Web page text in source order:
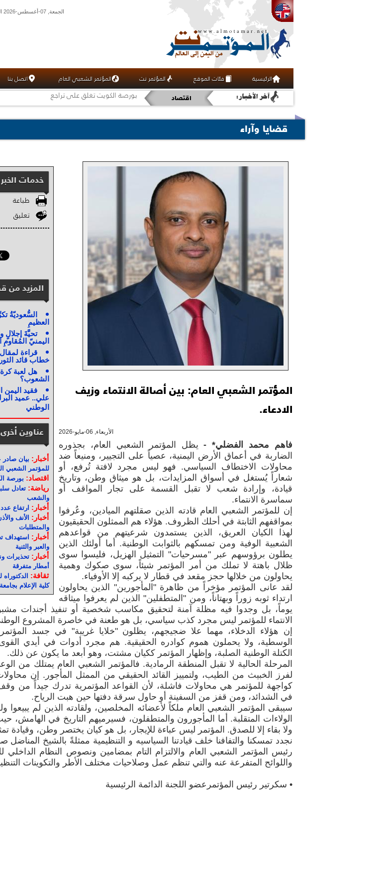
الجمعة, 07-أغسطس-2026 الساعة: 06:07 ص - آخر تحديث: 05:33 ص (33: 02) بتوقيت غرينتش
الرئيسية فئات الموقع المؤتمر نت المؤتمر الشعبي العام اتصل بنا
رياضة
ثقافة
اقتصاد
بورصة الكويت تغلق على تراجع
قضايا وآراء
خدمات الخبر
طباعة
تعليق
المزيد من
السُّعوديّةُ
العظيمِ
تحيَّةَ إجلالٍ
اليمنيّ المُقاومِ
قراءة
خطاب قائد
هل لعبة
الشعوب؟
فقيد اليمن
علي.. عميد
الوطني
عناوين
أخبار: بيان صادر
للمؤتمر الشعبي
اقتصاد: بورصة
رياضة:تعادل
والشعب
أخبار: ارتفاع عدد
أخبار: الأنف
والمتطلبات
أخبار: استهداف
والعبر والثنية
أخبار:تحذيرات
أمطار متفرقة
ثقافة:
كلية الإعلام
المؤتمر الشعبي العام: بين أصالة الانتماء وزيف
الادعاء.
الأربعاء, 06-مايو-2026
فاهم محمد الفضلي* - يظل المؤتمر الشعبي العام، بجذوره
الضاربة في أعماق الأرض اليمنية، عصياً على التجيير، ومنيعاً ضد
محاولات الاختطاف السياسي. فهو ليس مجرد لافتة تُرفع، أو
شعاراً يُستغل في أسواق المزايدات، بل هو ميثاق وطن، وتاريخ
قيادة، وإرادة شعب لا تقبل القسمة على تجار المواقف أو
سماسرة الانتماء.
إن للمؤتمر الشعبي العام قادته الذين صقلتهم الميادين، وعُرفوا
بمواقفهم الثابتة في أحلك الظروف. هؤلاء هم الممثلون الحقيقيون
لهذا الكيان العريق، الذين يستمدون شرعيتهم من قواعدهم
الشعبية الوفية ومن تمسكهم بالثوابت الوطنية. أما أولئك الذين
يطلون برؤوسهم عبر "مسرحيات" التمثيل الهزيل، فليسوا سوى
ظلال باهتة لا تملك من أمر المؤتمر شيئاً، سوى صكوك وهمية
يحاولون من خلالها حجز مقعد في قطار لا يركبه إلا الأوفياء.
لقد عانى المؤتمر مؤخراً من ظاهرة "المأجورين" الذين يحاولون
ارتداء ثوبه زوراً وبهتاناً، ومن "المتطفلين" الذين لم يعرفوا ميثاقه
يوماً، بل وجدوا فيه مظلة آمنة لتحقيق مكاسب شخصية أو تنفيذ أجندات
الانتماء للمؤتمر ليس مجرد كذب سياسي، بل هو طعنة في خاصرة المشروع
إن هؤلاء الدخلاء، مهما علا ضجيجهم، يظلون "خلايا غريبة" في جسد
الوسطية، ولا يحملون هموم كوادره الحقيقية. هم مجرد أدوات في أيدي
الكتلة الوطنية الصلبة، وإظهار المؤتمر ككيان مشتت، وهو أبعد ما يكون عن ذلك.
المرحلة الحالية لا تقبل المنطقة الرمادية. فالمؤتمر الشعبي العام يمتلك من
لفرز الخبيث من الطيب، ولتمييز القائد الحقيقي من الممثل المأجور. إن
كواجهة للمؤتمر هي محاولات فاشلة، لأن القواعد المؤتمرية تدرك جيداً من
في الشدائد، ومن قفز من السفينة أو حاول سرقة دفتها حين هبت الرياح.
سيبقى المؤتمر الشعبي العام ملكاً لأعضائه المخلصين، ولقادته الذين لم
الولاءات المتقلبة. أما المأجورون والمتطفلون، فسيرميهم التاريخ في الهامش،
ولا بقاء إلا للصدق. المؤتمر ليس عباءة للإيجار، بل هو كيان يختصر وطن، وقيادة
نجدد تمسكنا والتفافنا خلف قيادتنا السياسيه و التنظيمية ممثلةً بالشيخ
رئيس المؤتمر الشعبي العام والالتزام التام بمضامين ونصوص النظام الداخلي
واللوائح المتفرعة عنه والتي تنظم عمل وصلاحيات مختلف الأطر والتكوينات
• سكرتير رئيس المؤتمرعضو اللجنة الدائمة الرئيسية